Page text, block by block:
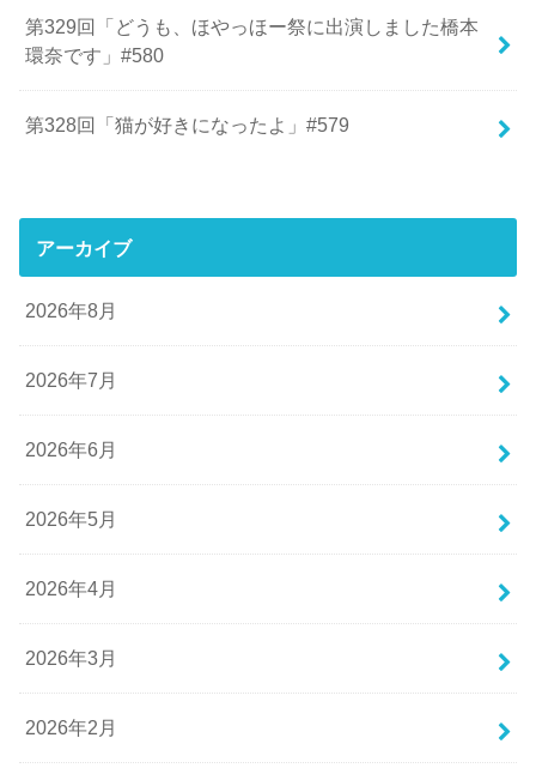
第329回「どうも、ほやっほー祭に出演しました橋本
環奈です」#580
第328回「猫が好きになったよ」#579
アーカイブ
2026年8月
2026年7月
2026年6月
2026年5月
2026年4月
2026年3月
2026年2月